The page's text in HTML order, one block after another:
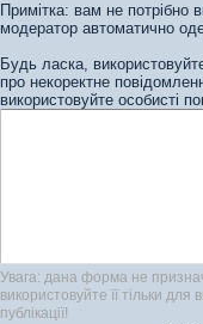
Примітка: вам не потрібно
модератор автоматично
Будь ласка,
про некоректне
використовуйте особисті
Увага: дана форма не
використовуйте її тільки для вказівки на правила, що
публікації!